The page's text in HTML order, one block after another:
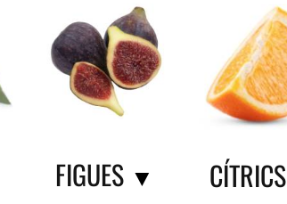
FIGUES ▼ CÍTRICS